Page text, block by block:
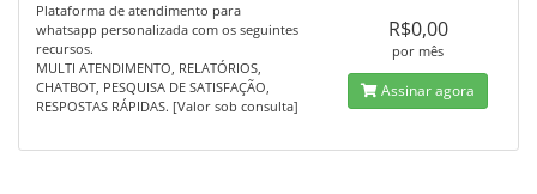
Plataforma de atendimento para
whatsapp personalizada com os seguintes
recursos.
MULTI ATENDIMENTO, RELATÓRIOS,
CHATBOT, PESQUISA DE SATISFAÇÃO,
RESPOSTAS RÁPIDAS. [Valor sob consulta]
R$0,00
por mês
Assinar agora